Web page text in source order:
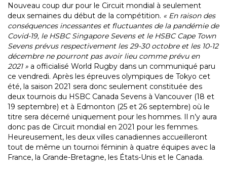
Nouveau coup dur pour le Circuit mondial à seulement
deux semaines du début de la compétition. « En raison des
conséquences incessantes et fluctuantes de la pandémie de
Covid-19, le HSBC Singapore Sevens et le HSBC Cape Town
Sevens prévus respectivement les 29-30 octobre et les 10-12
décembre ne pourront pas avoir lieu comme prévu en
2021 » a officialisé World Rugby dans un communiqué paru
ce vendredi. Après les épreuves olympiques de Tokyo cet
été, la saison 2021 sera donc seulement constituée des
deux tournois du HSBC Canada Sevens à Vancouver (18 et
19 septembre) et à Edmonton (25 et 26 septembre) où le
titre sera décerné uniquement pour les hommes. Il n’y aura
donc pas de Circuit mondial en 2021 pour les femmes.
Heureusement, les deux villes canadiennes accueilleront
tout de même un tournoi féminin à quatre équipes avec la
France, la Grande-Bretagne, les États-Unis et le Canada.